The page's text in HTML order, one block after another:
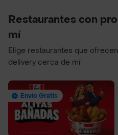
Restaurantes con
mí
Elige restaurantes que
delivery cerca de mí
Envío Gratis